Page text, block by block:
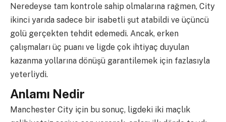
Neredeyse tam kontrole sahip olmalarına rağmen, City
ikinci yarıda sadece bir isabetli şut atabildi ve üçüncü
golü gerçekten tehdit edemedi. Ancak, erken
çalışmaları üç puanı ve ligde çok ihtiyaç duyulan
kazanma yollarına dönüşü garantilemek için fazlasıyla
yeterliydi.
Anlamı Nedir
Manchester City için bu sonuç, ligdeki iki maçlık